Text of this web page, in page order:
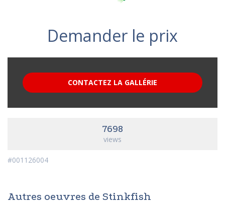
Demander le prix
CONTACTEZ LA GALLÉRIE
7698
views
#001126004
Autres oeuvres de Stinkfish